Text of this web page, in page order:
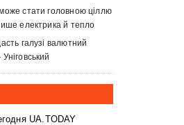
стати головною ціллю
електрика й тепло
галузі валютний
UA.TODAY